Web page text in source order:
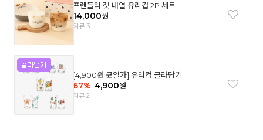
프렌들리 캣 내열 유리컵 2P 세트
14,000원
리뷰 3
[4,900원 균일가] 유리컵 골라담기
67% 4,900원
리뷰 2